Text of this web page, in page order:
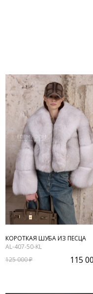
КОРОТКАЯ ШУБА ИЗ ПЕСЦА
AL-407-50-KL
125 000 ₽
115